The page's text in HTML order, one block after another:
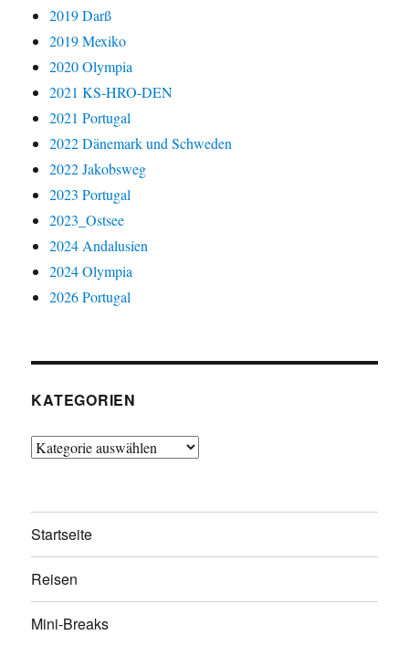
2019 Darß
2019 Mexiko
2020 Olympia
2021 KS-HRO-DEN
2021 Portugal
2022 Dänemark und Schweden
2022 Jakobsweg
2023 Portugal
2023_Ostsee
2024 Andalusien
2024 Olympia
2026 Portugal
KATEGORIEN
Kategorien
Startseite
Reisen
Mini-Breaks